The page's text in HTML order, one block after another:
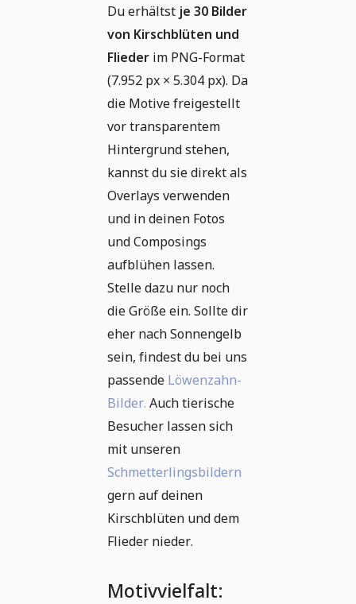
Du erhältst je 30 Bilder
von Kirschblüten und
Flieder im PNG-Format
(7.952 px × 5.304 px). Da
die Motive freigestellt
vor transparentem
Hintergrund stehen,
kannst du sie direkt als
Overlays verwenden
und in deinen Fotos
und Composings
aufblühen lassen.
Stelle dazu nur noch
die Größe ein. Sollte dir
eher nach Sonnengelb
sein, findest du bei uns
passende Löwenzahn-
Bilder. Auch tierische
Besucher lassen sich
mit unseren
Schmetterlingsbildern
gern auf deinen
Kirschblüten und dem
Flieder nieder.
Motivvielfalt: